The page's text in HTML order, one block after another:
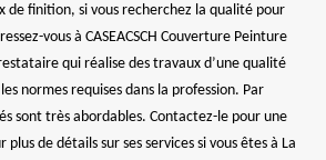
de finition, si vous recherchez la qualité pour
vous à CASEACSCH Couverture Peinture
qui réalise des travaux d’une qualité
normes requises dans la profession. Par
sont très abordables. Contactez-le pour une
de détails sur ses services si vous êtes à La